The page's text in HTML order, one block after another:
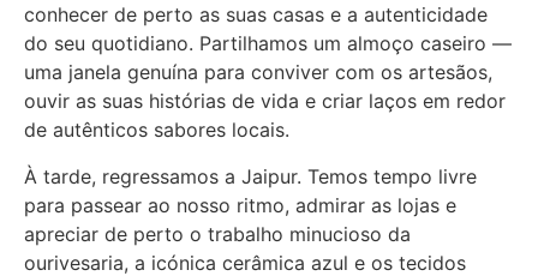
conhecer de perto as suas casas e a autenticidade
do seu quotidiano. Partilhamos um almoço caseiro —
uma janela genuína para conviver com os artesãos,
ouvir as suas histórias de vida e criar laços em redor
de autênticos sabores locais.
À tarde, regressamos a Jaipur. Temos tempo livre
para passear ao nosso ritmo, admirar as lojas e
apreciar de perto o trabalho minucioso da
ourivesaria, a icónica cerâmica azul e os tecidos